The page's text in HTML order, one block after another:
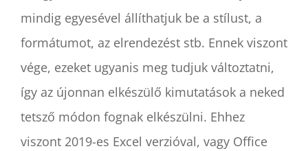
mindig egyesével állíthatjuk be a stílust, a
formátumot, az elrendezést stb. Ennek viszont
vége, ezeket ugyanis meg tudjuk változtatni,
így az újonnan elkészülő kimutatások a neked
tetsző módon fognak elkészülni. Ehhez
viszont 2019-es Excel verzióval, vagy Office